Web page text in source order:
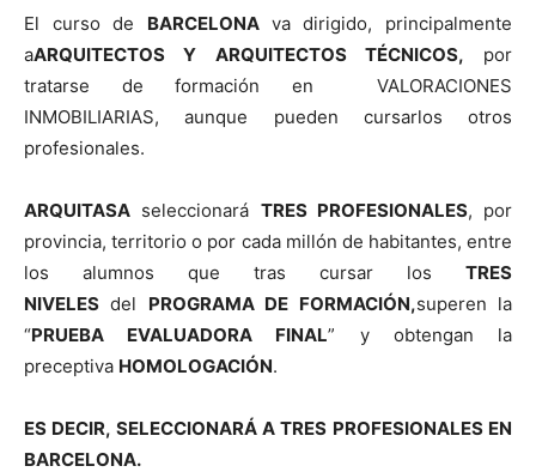
El curso de BARCELONA va dirigido, principalmente
aARQUITECTOS Y ARQUITECTOS TÉCNICOS, por
tratarse de formación en VALORACIONES
INMOBILIARIAS, aunque pueden cursarlos otros
profesionales.
ARQUITASA seleccionará TRES PROFESIONALES, por
provincia, territorio o por cada millón de habitantes, entre
los alumnos que tras cursar los TRES
NIVELES del PROGRAMA DE FORMACIÓN,superen la
“PRUEBA EVALUADORA FINAL” y obtengan la
preceptiva HOMOLOGACIÓN.
ES DECIR, SELECCIONARÁ A TRES PROFESIONALES EN
BARCELONA.